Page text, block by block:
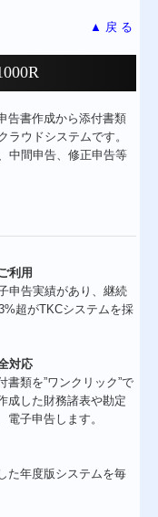
▲ 戻 る
告書作成から添付書類
ラウドシステムです。
中間申告、修正申告等
利用
申告実績があり、継続
超がTKCシステムを採
対応
類を”ワンクリック”で
成した財務諸表や勘定
子申告します。
た年度版システムを毎